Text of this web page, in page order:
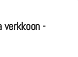
verkkoon -